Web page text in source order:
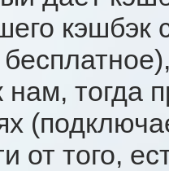
кэшбэк
нам, тогда
от того,